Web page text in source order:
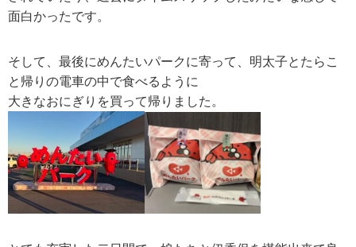
面白かったです。
そして、最後にめんたいパークに寄って、明太子とたらこ
と帰りの電車の中で食べるように
大きなおにぎりを買って帰りました。